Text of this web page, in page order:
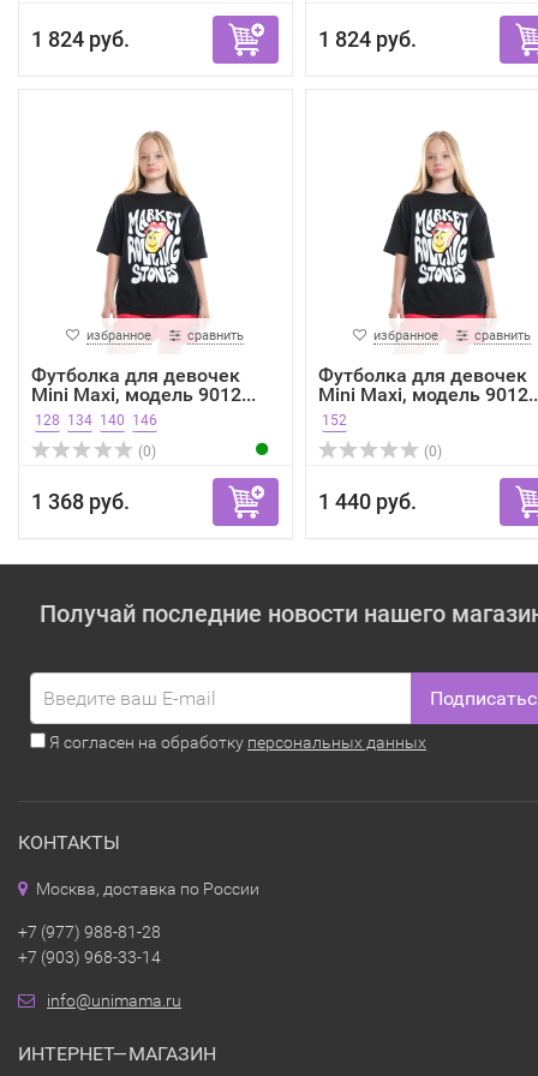
1 824 руб. 1 824 руб.
избранное сравнить
Футболка для девочек
Mini Maxi, модель 9012...
128 134 140 146
(0)
1 368 руб.
избранное сравнить
Футболка для девочек
Mini Maxi, модель
152
(0)
1 440 руб.
Получай последние новости нашего
Я согласен на обработку персональных данных
КОНТАКТЫ
Москва, доставка по России
+7 (977) 988-81-28
+7 (903) 968-33-14
info@unimama.ru
ИНТЕРНЕТ—МАГАЗИН